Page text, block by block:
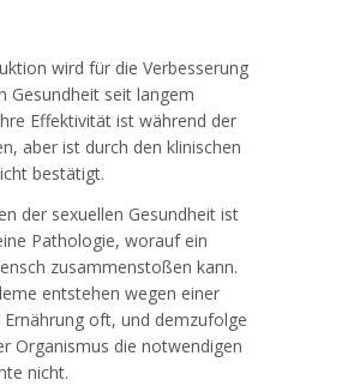
wird für die Verbesserung
Gesundheit seit langem
Effektivität ist während der
aber ist durch den klinischen
bestätigt.
der sexuellen Gesundheit ist
Pathologie, worauf ein
zusammenstoßen kann.
entstehen wegen einer
Ernährung oft, und demzufolge
Organismus die notwendigen
nicht.